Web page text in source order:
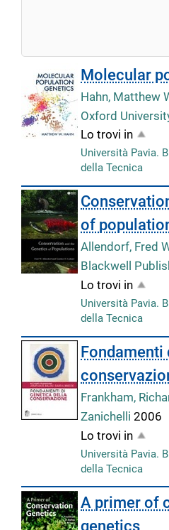
Molecular
Hahn, Matthew
Oxford
Lo trovi in
Università Pavia.
della Tecnica
of
Allendorf, Fred
Blackwell
Lo trovi in
Università Pavia.
della Tecnica
Fondamenti
Frankham,
Zanichelli2006
Lo trovi in
Università Pavia.
della Tecnica
A primer of
genetics